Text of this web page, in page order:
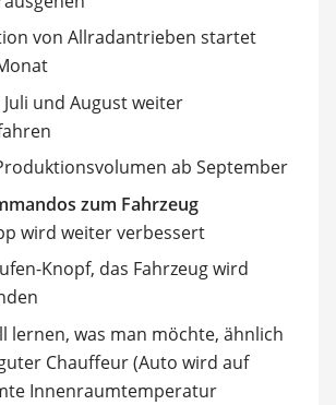
von Allradantrieben startet
und August weiter
ab September
zum Fahrzeug
wird weiter verbessert
Knopf, das Fahrzeug wird
lernen, was man möchte, ähnlich
Chauffeur (Auto wird auf
Innenraumtemperatur